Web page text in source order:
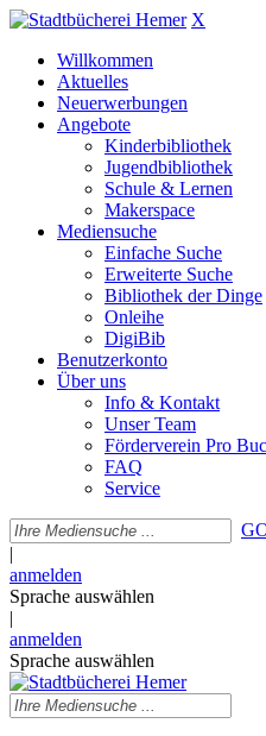
X
Willkommen
Aktuelles
Neuerwerbungen
Angebote
Kinderbibliothek
Jugendbibliothek
Schule & Lernen
Makerspace
Mediensuche
Einfache Suche
Erweiterte Suche
Bibliothek der Dinge
Onleihe
DigiBib
Benutzerkonto
Über uns
Info & Kontakt
Unser Team
Förderverein Pro
FAQ
Service
|
anmelden
Sprache auswählen
|
anmelden
Sprache auswählen